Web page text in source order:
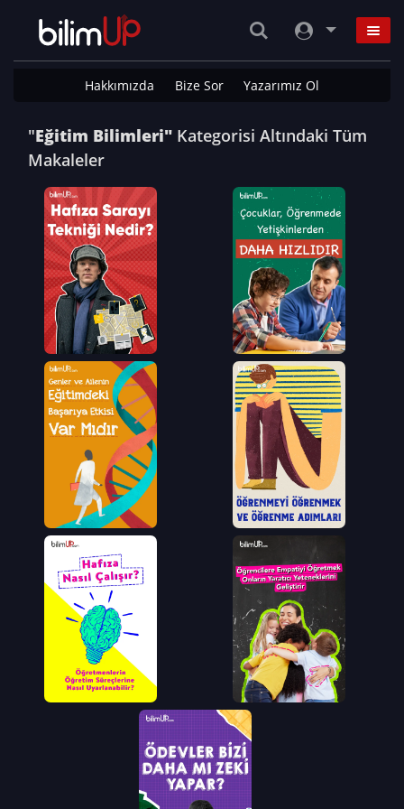
Hakkımızda Bize Sor Yazarımız Ol
"Eğitim Bilimleri" Kategorisi Altındaki Tüm
Makaleler